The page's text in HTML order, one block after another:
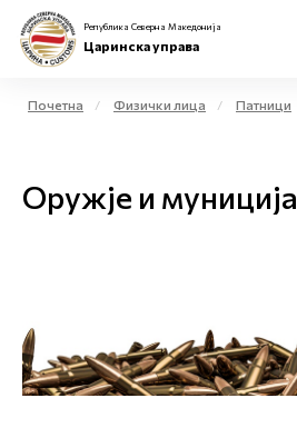
Физички лица
Е-Царина
Медиа центар
Република Северна Македонија
Царинска управа
Почетна Физички лица Патници
Оружје и муниција